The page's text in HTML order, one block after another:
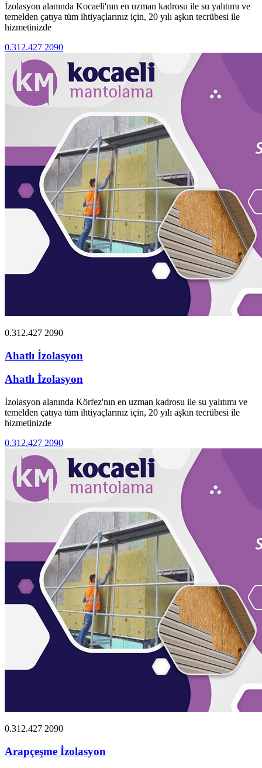
İzolasyon alanında Kocaeli'nın en uzman kadrosu ile su yalıtımı ve
temelden çatıya tüm ihtiyaçlarınız için, 20 yılı aşkın tecrübesi ile
hizmetinizde
0.312.427 2090
0.312.427 2090
Ahatlı İzolasyon
Ahatlı İzolasyon
İzolasyon alanında Körfez'nın en uzman kadrosu ile su yalıtımı ve
temelden çatıya tüm ihtiyaçlarınız için, 20 yılı aşkın tecrübesi ile
hizmetinizde
0.312.427 2090
0.312.427 2090
Arapçeşme İzolasyon